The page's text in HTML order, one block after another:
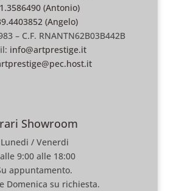
(Antonio)
(Angelo)
– C.F. RNANTN62B03B442B
info@artprestige.it
Showroom
Lunedi / Venerdi
9:00 alle 18:00
appuntamento.
Domenica su richiesta.